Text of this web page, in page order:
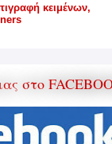
κειμένων,
στο